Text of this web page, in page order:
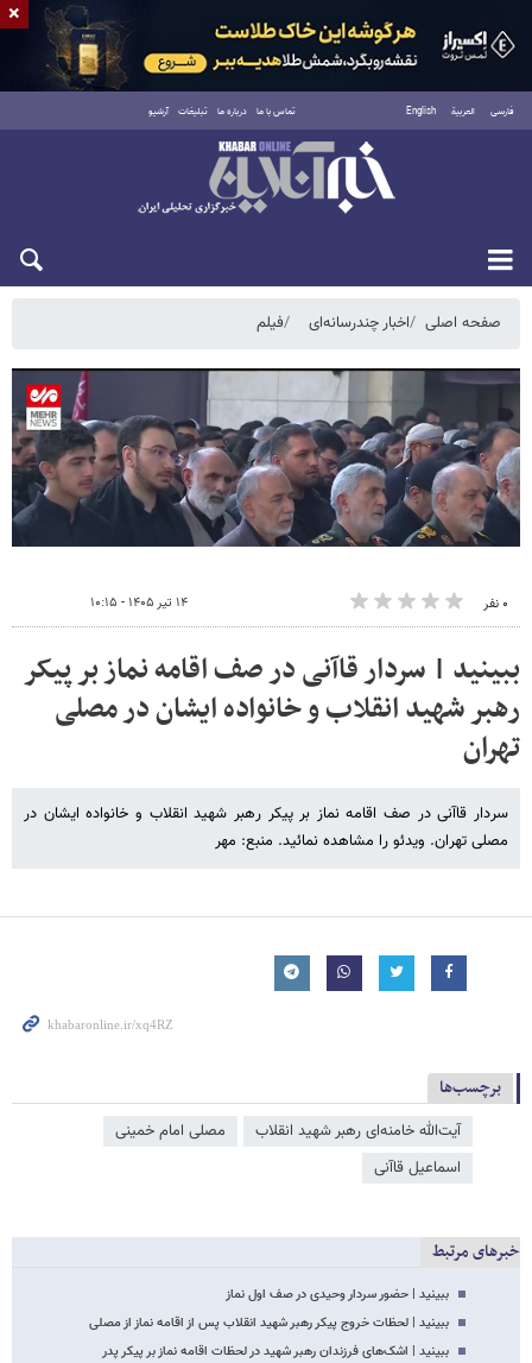
فارسی العربية English تماس با ما درباره ما تبلیغات آرشیو
یکشنبه ۱۸ مرداد ۱۴۰۵
صفحه اصلی اخبار چندرسانه‌ای فیلم
۰ نفر ۱۴ تیر ۱۴۰۵ - ۱۰:۱۵
ببینید | سردار قاآنی در صف اقامه نماز بر پیکر
رهبر شهید انقلاب و خانواده ایشان در مصلی
تهران
سردار قاآنی در صف اقامه نماز بر پیکر رهبر شهید انقلاب و خانواده ایشان در
مصلی تهران. ویدئو را مشاهده نمائید. منبع: مهر
برچسب‌ها
آیت‌الله خامنه‌ای رهبر شهید انقلاب
مصلی امام خمینی
اسماعیل قاآنی
خبرهای مرتبط
ببینید | حضور سردار وحیدی در صف اول نماز
ببینید | لحظات خروج پیکر رهبر شهید انقلاب پس از اقامه نماز از مصلی
ببینید | اشک‌های فرزندان رهبر شهید در لحظات اقامه نماز بر پیکر پدر
×